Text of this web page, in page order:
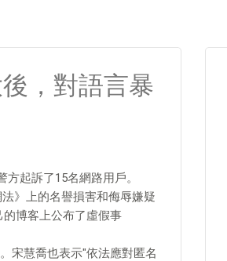
，對語言暴
起訴了15名網路用戶。
》上的名譽損害和侮辱嫌疑
博客上公布了虛假事
宋慧喬也表示"依法應對匿名